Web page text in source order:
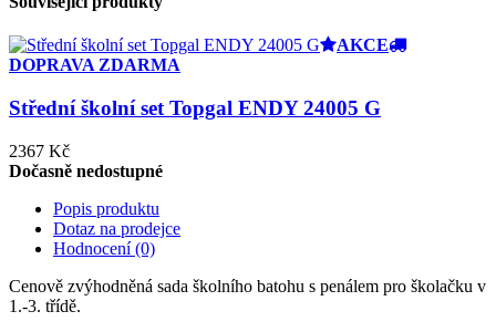
AKCE
DOPRAVA ZDARMA
Střední školní set Topgal ENDY 24005 G
2367 Kč
Dočasně nedostupné
Popis produktu
Dotaz na prodejce
Hodnocení (0)
Cenově zvýhodněná sada školního batohu s penálem pro školačku v
1.-3. třídě.